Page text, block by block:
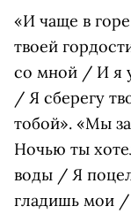
«И чаще в
твоей
со мной / И я
/ Я сберегу
тобой». «Мы
Ночью ты
воды / Я
гладишь мои /